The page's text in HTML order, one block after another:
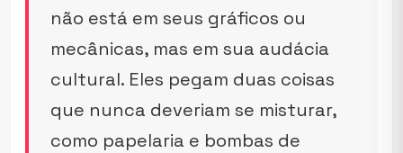
não está em seus gráficos ou
mecânicas, mas em sua audácia
cultural. Eles pegam duas coisas
que nunca deveriam se misturar,
como papelaria e bombas de